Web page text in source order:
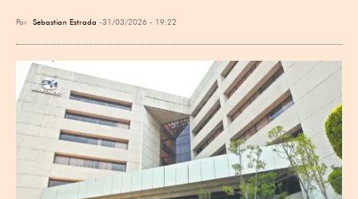
Por Sebastian Estrada 31/03/2026 - 19:22